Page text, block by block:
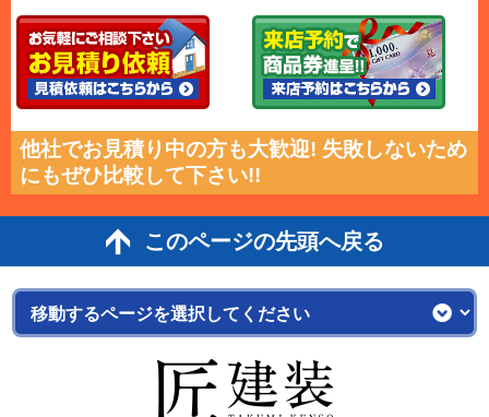
他社でお見積り中の方も大歓迎! 失敗しないため
にもぜひ比較して下さい!!
このページの先頭へ戻る